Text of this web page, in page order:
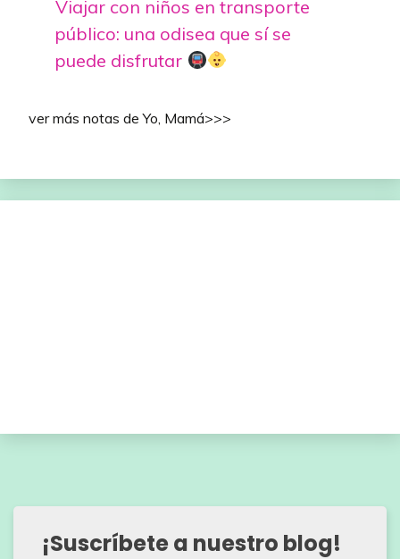
Viajar con niños en transporte
público: una odisea que sí se
puede disfrutar
ver más notas de Yo, Mamá>>>
¡Suscríbete a nuestro blog!